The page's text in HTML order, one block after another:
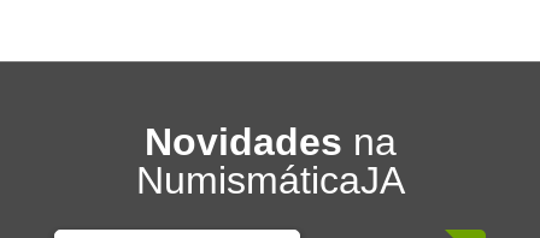
Novidades na
NumismáticaJA